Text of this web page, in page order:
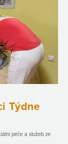
Týdne
péče a služeb ze